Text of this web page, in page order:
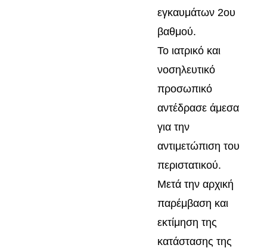
εγκαυμάτων 2ου
βαθμού.
Το ιατρικό και
νοσηλευτικό
προσωπικό
αντέδρασε άμεσα
για την
αντιμετώπιση του
περιστατικού.
Μετά την αρχική
παρέμβαση και
εκτίμηση της
κατάστασης της